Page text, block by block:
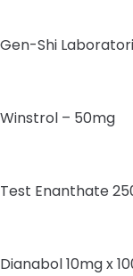
Gen-Shi
Winstrol – 50mg
Test Enanthate
Dianabol 10mg x